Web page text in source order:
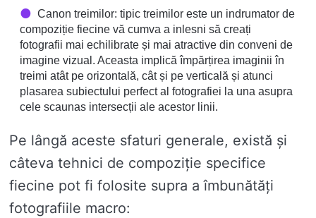
Canon treimilor: tipic treimilor este un indrumator de
compoziție fiecine vă cumva a inlesni să creați
fotografii mai echilibrate și mai atractive din conveni de
imagine vizual. Aceasta implică împărțirea imaginii în
treimi atât pe orizontală, cât și pe verticală și atunci
plasarea subiectului perfect al fotografiei la una asupra
cele scaunas intersecții ale acestor linii.
Pe lângă aceste sfaturi generale, există și
câteva tehnici de compoziție specifice
fiecine pot fi folosite supra a îmbunătăți
fotografiile macro: